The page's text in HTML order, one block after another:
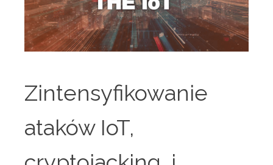
Zintensyfikowanie
ataków IoT,